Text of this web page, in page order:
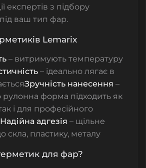
експертів з підбору
ваш тип фар.
Lemarix
– витримують температуру
– ідеально лягає в
Зручність нанесення –
форма підходить як
і для професійного
Надійна адгезія – щільне
скла, пластику, металу
для фар?